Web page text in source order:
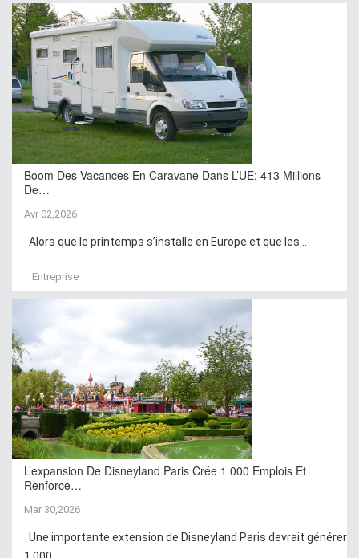
Boom Des Vacances En Caravane Dans L’UE: 413 Millions
De…
Avr 02,2026
Alors que le printemps s’installe en Europe et que les...
Entreprise
L’expansion De Disneyland Paris Crée 1 000 Emplois Et
Renforce…
Mar 30,2026
Une importante extension de Disneyland Paris devrait générer